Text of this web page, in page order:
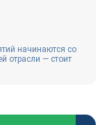
начинаются со
отрасли — стоит